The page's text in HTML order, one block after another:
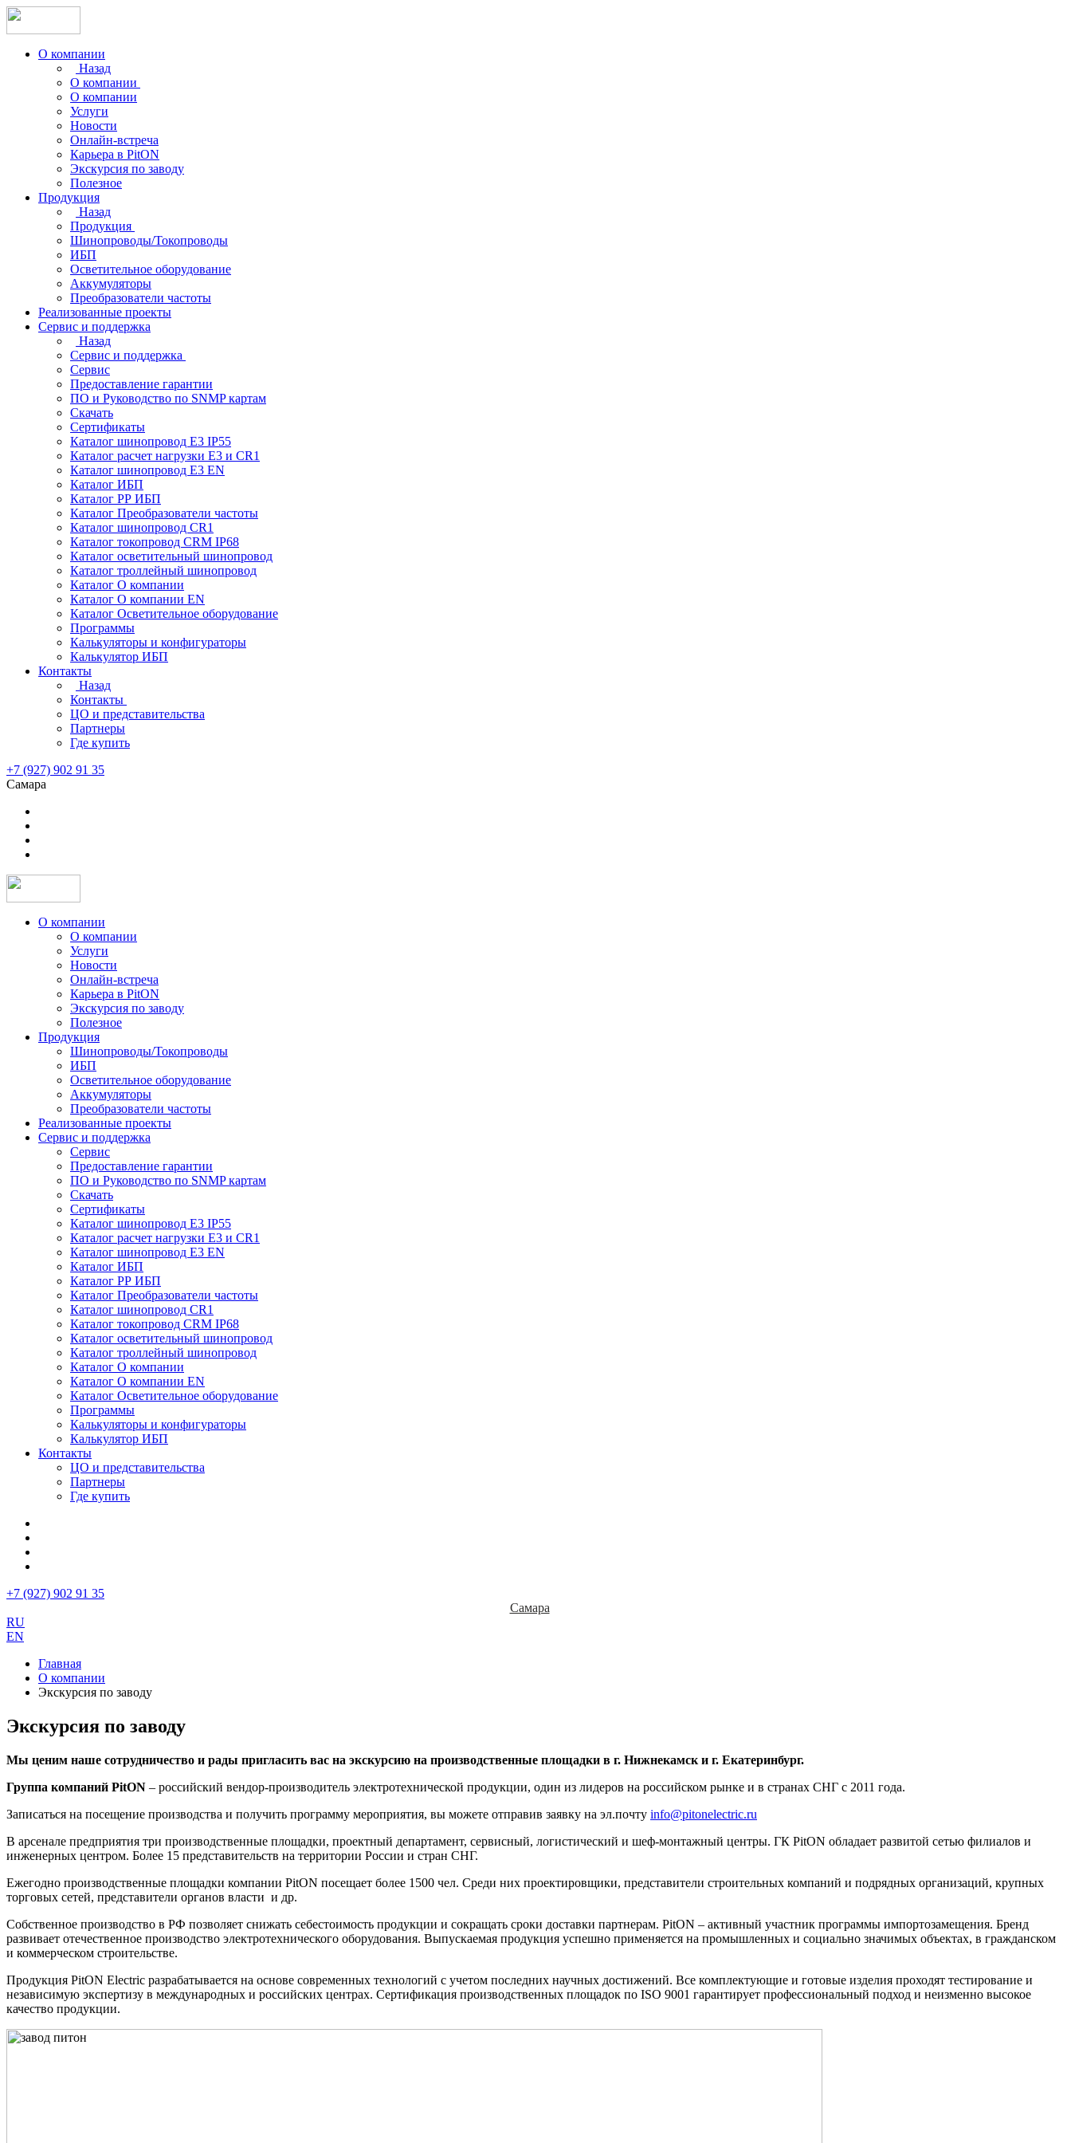
О компании
Назад
О компании
О компании
Услуги
Новости
Онлайн-встреча
Карьера в PitON
Экскурсия по заводу
Полезное
Продукция
Назад
Продукция
Шинопроводы/Токопроводы
ИБП
Осветительное оборудование
Аккумуляторы
Преобразователи частоты
Реализованные проекты
Сервис и поддержка
Назад
Сервис и поддержка
Сервис
Предоставление гарантии
ПО и Руководство по SNMP картам
Скачать
Сертификаты
Каталог шинопровод E3 IP55
Каталог расчет нагрузки Е3 и CR1
Каталог шинопровод E3 EN
Каталог ИБП
Каталог РР ИБП
Каталог Преобразователи частоты
Каталог шинопровод CR1
Каталог токопровод CRM IP68
Каталог осветительный шинопровод
Каталог троллейный шинопровод
Каталог О компании
Каталог О компании EN
Каталог Осветительное оборудование
Программы
Калькуляторы и конфигураторы
Калькулятор ИБП
Контакты
Назад
Контакты
ЦО и представительства
Партнеры
Где купить
+7 (927) 902 91 35
Самара
О компании
О компании
Услуги
Новости
Онлайн-встреча
Карьера в PitON
Экскурсия по заводу
Полезное
Продукция
Шинопроводы/Токопроводы
ИБП
Осветительное оборудование
Аккумуляторы
Преобразователи частоты
Реализованные проекты
Сервис и поддержка
Сервис
Предоставление гарантии
ПО и Руководство по SNMP картам
Скачать
Сертификаты
Каталог шинопровод E3 IP55
Каталог расчет нагрузки Е3 и CR1
Каталог шинопровод E3 EN
Каталог ИБП
Каталог РР ИБП
Каталог Преобразователи частоты
Каталог шинопровод CR1
Каталог токопровод CRM IP68
Каталог осветительный шинопровод
Каталог троллейный шинопровод
Каталог О компании
Каталог О компании EN
Каталог Осветительное оборудование
Программы
Калькуляторы и конфигураторы
Калькулятор ИБП
Контакты
ЦО и представительства
Партнеры
Где купить
+7 (927) 902 91 35
Самара
RU
EN
Главная
О компании
Экскурсия по заводу
Экскурсия по заводу
Мы ценим наше сотрудничество и рады пригласить вас на экскурсию на производственные площадки в г. Нижнекамск и г. Екатеринбург.
Группа компаний PitON – российский вендор-производитель электротехнической продукции, один из лидеров на российском рынке и в странах СНГ с 2011 года.
Записаться на посещение производства и получить программу мероприятия, вы можете отправив заявку на эл.почту info@pitonelectric.ru
В арсенале предприятия три производственные площадки, проектный департамент, сервисный, логистический и шеф-монтажный центры. ГК PitON обладает развитой сетью филиалов и
инженерных центром. Более 15 представительств на территории России и стран СНГ.
Ежегодно производственные площадки компании PitON посещает более 1500 чел. Среди них проектировщики, представители строительных компаний и подрядных организаций, крупных
торговых сетей, представители органов власти и др.
Собственное производство в РФ позволяет снижать себестоимость продукции и сокращать сроки доставки партнерам. PitON – активный участник программы импортозамещения. Бренд
развивает отечественное производство электротехнического оборудования. Выпускаемая продукция успешно применяется на промышленных и социально значимых объектах, в гражданском
и коммерческом строительстве.
Продукция PitON Electric разрабатывается на основе современных технологий с учетом последних научных достижений. Все комплектующие и готовые изделия проходят тестирование и
независимую экспертизу в международных и российских центрах. Сертификация производственных площадок по ISO 9001 гарантирует профессиональный подход и неизменно высокое
качество продукции.